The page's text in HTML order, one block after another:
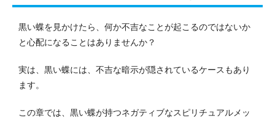
黒い蝶を見かけたら、何か不吉なことが起こるのではないか
と心配になることはありませんか？
実は、黒い蝶には、不吉な暗示が隠されているケースもあり
ます。
この章では、黒い蝶が持つネガティブなスピリチュアルメッ